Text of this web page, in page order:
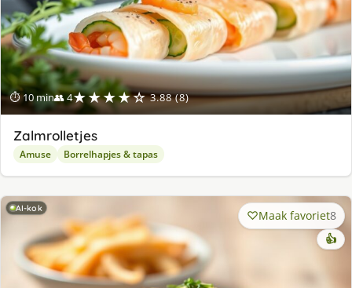
⏱ 10 min👥 4★★★★☆ 3.88 (8)
Zalmrolletjes
Amuse Borrelhapjes & tapas
AI-kok Maak favoriet8
👍